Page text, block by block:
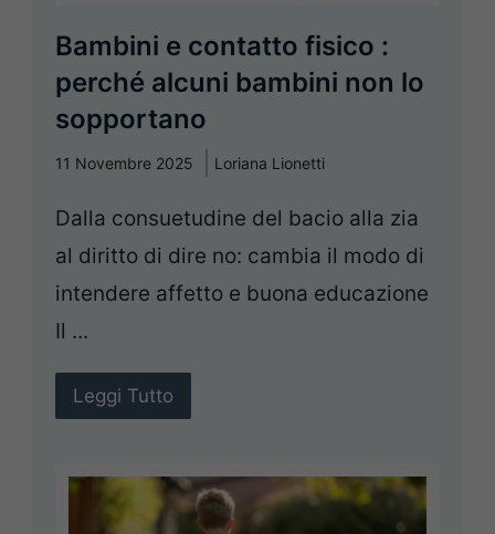
Bambini e contatto fisico :
perché alcuni bambini non lo
sopportano
11 Novembre 2025 Loriana Lionetti
Dalla consuetudine del bacio alla zia
al diritto di dire no: cambia il modo di
intendere affetto e buona educazione
Il ...
Leggi Tutto